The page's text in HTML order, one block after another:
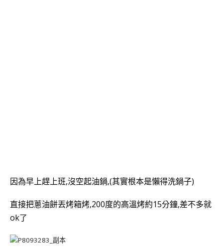
因為早上趕上班,沒空起油鍋,(其實根本是懶得洗鍋子)
直接把蔥油餅丟烤箱烤,200度的高溫烤約15分鐘,差不多就
ok了